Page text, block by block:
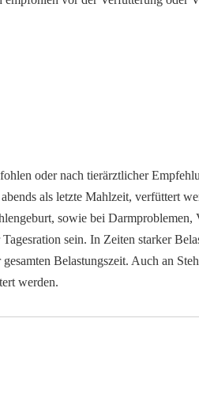
oder nach tierärztlicher
als letzte Mahlzeit, verfüttert
sowie bei
sein. In Zeiten starker
Belastungszeit. Auch an
werden.